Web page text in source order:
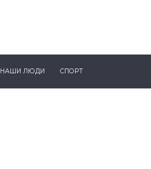
НАШИ ЛЮДИ СПОРТ